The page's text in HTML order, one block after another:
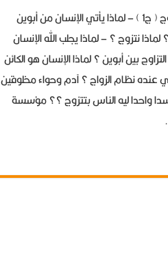
لماذا نتزوج ( ج1 ) – لماذا يأتي الإنسان من أبوين
نتزوج ؟ – لماذا يجلب الله الإنسان
بين أبوين ؟ لماذا الإنسان هو الكائن
عنده نظام الزواج ؟ آدم وحواء مخلوقين
واحدا ليه الناس بتتزوج ؟؟ مؤسسة